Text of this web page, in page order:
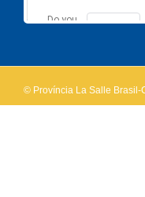
Do you
OK
© Província La Salle Brasil-